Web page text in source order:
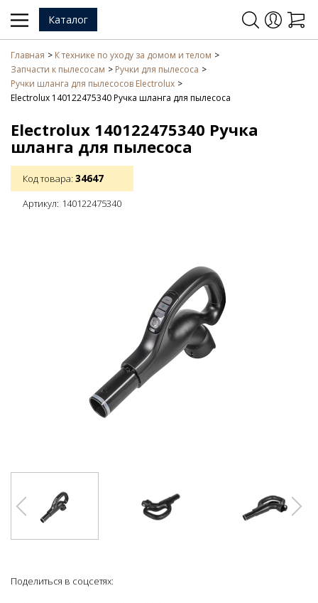
Каталог
Главная
К технике по уходу за домом и телом
Запчасти к пылесосам
Ручки для пылесоса
Ручки шланга для пылесосов Electrolux
Electrolux 140122475340 Ручка шланга для пылесоса
Electrolux 140122475340 Ручка
шланга для пылесоса
Код товара: 34647
Артикул: 140122475340
Поделиться в соцсетях: